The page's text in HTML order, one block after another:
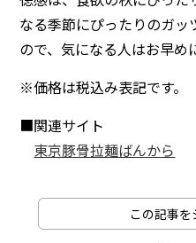
なる季節にぴったりのガ
ので、気になる人はお早め
※価格は税込み表記です。
■関連サイト
東京豚骨拉麺ばんから
この記事を